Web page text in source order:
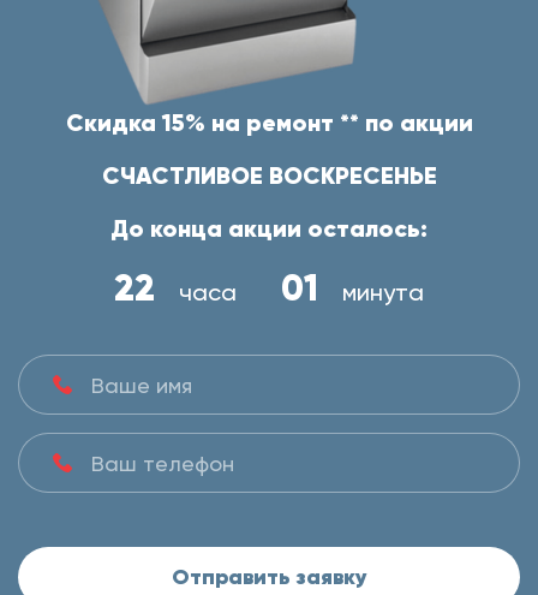
Скидка 15% на ремонт ** по акции
СЧАСТЛИВОЕ ВОСКРЕСЕНЬЕ
До конца акции осталось:
22 часа 01 минута
Отправить заявку